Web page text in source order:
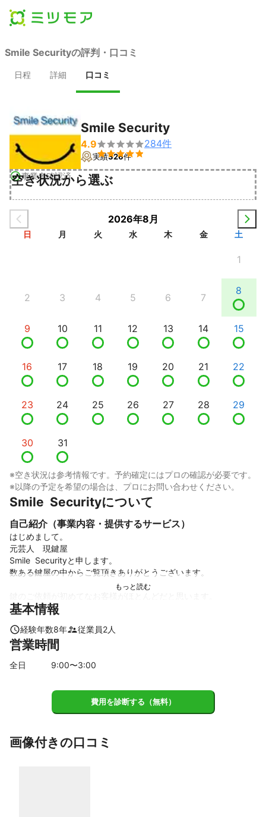
Smile Securityの評判・口コミ
日程 詳細 口コミ
事業者確認済
Smile Security
4.9

284件
実績326件
空き状況から選ぶ
2026年8月
日 月 火 水 木 金 土
1
2 3 4 5 6 7
8
9 10 11 12 13 14 15
16 17 18 19 20 21 22
23 24 25 26 27 28 29
30 31
※空き状況は参考情報です。予約確定にはプロの確認が必要です。
※以降の予定を希望の場合は、プロにお問い合わせください。
Smile  Securityについて
自己紹介（事業内容・提供するサービス）
はじめまして。
元芸人　現鍵屋
Smile  Securityと申します。
数ある鍵屋の中からご覧頂きありがとうございます。
安心してサービスをご利用頂けますように作業前にしっかりと説
いきなりのトラブルでどうして良いのか分からない。
色々な事があると思いますが
私が会社員の時に働いていた経験、知識をフル活用で対応致しま
まだまだ、登録も間も無く口コミも少ないですが全力で対応致し
基本情報
経験年数8年 従業員2人
営業時間
全日 9:00〜3:00
費用を診断する（無料）
画像付きの口コミ